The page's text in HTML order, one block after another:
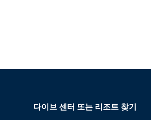
다이브 센터 또는 리조트 찾기